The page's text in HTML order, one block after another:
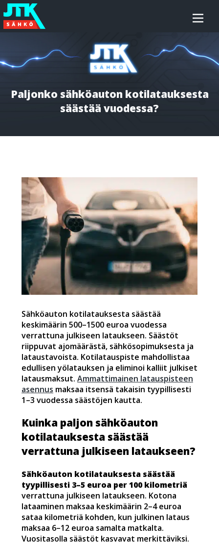
Siirry
sisältöön
JTK-
Sähkö
Oy
Paljonko sähköauton kotilatauksesta
säästää vuodessa?
Sähköauton kotilatauksesta säästää
keskimäärin 500–1500 euroa vuodessa
verrattuna julkiseen lataukseen. Säästöt
riippuvat ajomäärästä, sähkösopimuksesta ja
lataustavoista. Kotilatauspiste mahdollistaa
edullisen yölatauksen ja eliminoi kalliit julkiset
latausmaksut. Ammattimainen latauspisteen
asennus maksaa itsensä takaisin tyypillisesti
1–3 vuodessa säästöjen kautta.
Kuinka paljon sähköauton
kotilatauksesta säästää
verrattuna julkiseen lataukseen?
Sähköauton kotilatauksesta säästää
tyypillisesti 3–5 euroa per 100 kilometriä
verrattuna julkiseen lataukseen. Kotona
lataaminen maksaa keskimäärin 2–4 euroa
sataa kilometriä kohden, kun julkinen lataus
maksaa 6–12 euroa samalta matkalta.
Vuositasolla säästöt kasvavat merkittäviksi.